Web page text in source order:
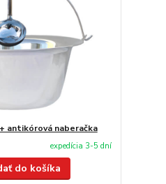
antikórová naberačka
expedícia 3-5 dní
do košíka